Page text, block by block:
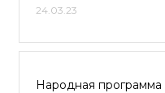
24.03.23
Народная